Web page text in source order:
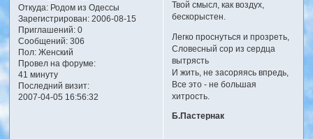
Откуда:Родом из Одессы
Зарегистрирован: 2006-08-15
Приглашений:0
Сообщений:306
Пол:Женский
Провел на форуме:
41 минуту
Последний визит:
2007-04-05 16:56:32
Твой смысл, как воздух,
бескорыстен.
Легко проснуться и прозреть,
Словесный сор из сердца
вытрясть
И жить, не засоряясь впредь,
Все это - не большая
хитрость.
Б.Пастернак